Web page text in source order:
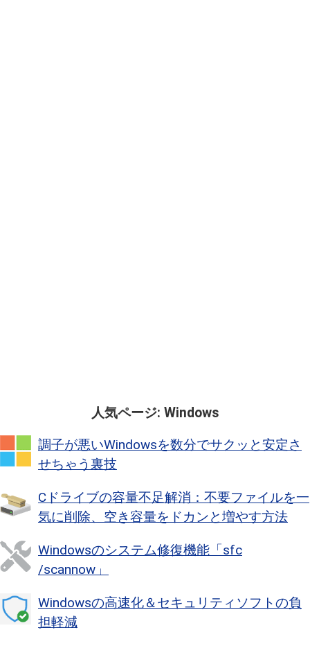
人気ページ: Windows
調子が悪いWindowsを数分でサクッと安定さ
せちゃう裏技
Cドライブの容量不足解消：不要ファイルを一
気に削除、空き容量をドカンと増やす方法
Windowsのシステム修復機能「sfc
/scannow」
Windowsの高速化＆セキュリティソフトの負
担軽減